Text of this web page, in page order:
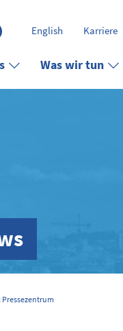
Menü öffnen
English Karriere
Was wir tun
Pressezentrum